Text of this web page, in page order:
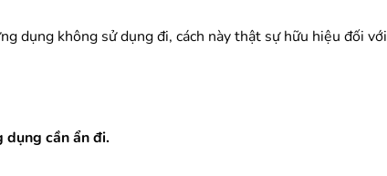
dụng không sử dụng đi, cách này thật sự hữu hiệu đối với
dụng cần ẩn đi.